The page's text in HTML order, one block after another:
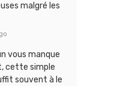
malgré les
vous manque
cette simple
souvent à le